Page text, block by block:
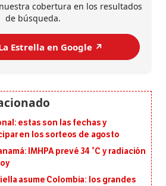
cobertura en los resultados
de búsqueda.
Estrella en Google ↗️
estas son las fechas y
en los sorteos de agosto
IMHPA prevé 34 °C y radiación
asume Colombia: los grandes